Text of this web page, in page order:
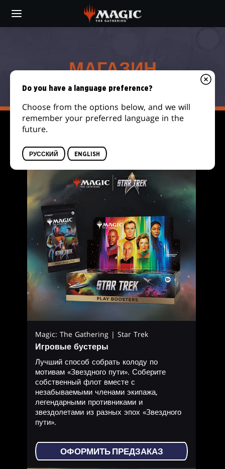
main
МАГАЗИН
Magic: The Gathering | Star Trek
Игровые бустеры
Лучший способ собрать колоду по
мотивам «Звездного пути». Соберите
собственный флот вместе с
незабываемыми членами экипажа,
легендарными противниками и
звездолетами из разных эпох «Звездного
пути».
ОФОРМИТЬ ПРЕДЗАКАЗ
Do you have a language preference?
Choose from the options below, and we will
remember your preferred language in the
future.
РУССКИЙ ENGLISH